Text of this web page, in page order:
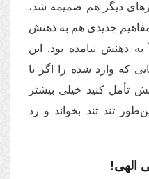
دیگر هم ضمیمه شد،
جدیدى هم به ذهنش
ذهنش نیامده بود. این
كه وارد شده را اگر با
تأمل كنید خیلى بیشتر
تند تند بخواند و رد
الهی!